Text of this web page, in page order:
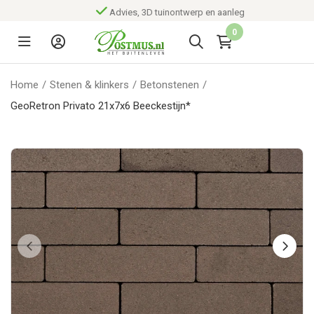
Advies, 3D tuinontwerp en aanleg
0
Home / Stenen & klinkers / Betonstenen /
GeoRetron Privato 21x7x6 Beeckestijn*